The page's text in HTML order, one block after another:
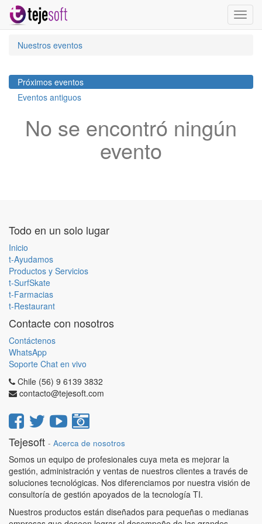
Nuestros eventos
Próximos eventos
Eventos antiguos
No se encontró ningún
evento
Todo en un solo lugar
Inicio
t-Ayudamos
Productos y Servicios
t-SurfSkate
t-Farmacias
t-Restaurant
Contacte con nosotros
Contáctenos
WhatsApp
Soporte Chat en vivo
Chile (56) 9 6139 3832
contacto@tejesoft.com
Tejesoft - Acerca de nosotros
Somos un equipo de profesionales cuya meta es mejorar la
gestión, administración y ventas de nuestros clientes a través de
soluciones tecnológicas. Nos diferenciamos por nuestra visión de
consultoría de gestión apoyados de la tecnología TI.
Nuestros productos están diseñados para pequeñas o medianas